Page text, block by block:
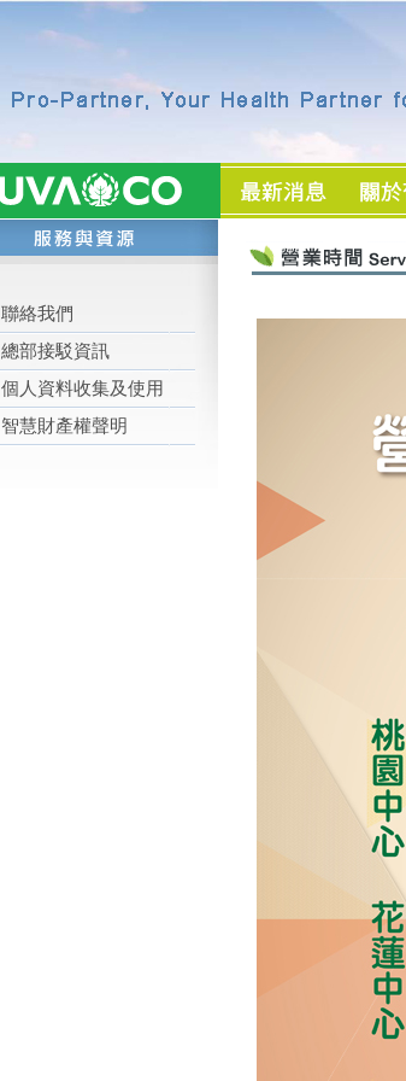
聯絡我們
總部接駁資訊
個人資料收集及使用
智慧財產權聲明